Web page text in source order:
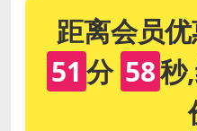
距离会员
51 分 58秒